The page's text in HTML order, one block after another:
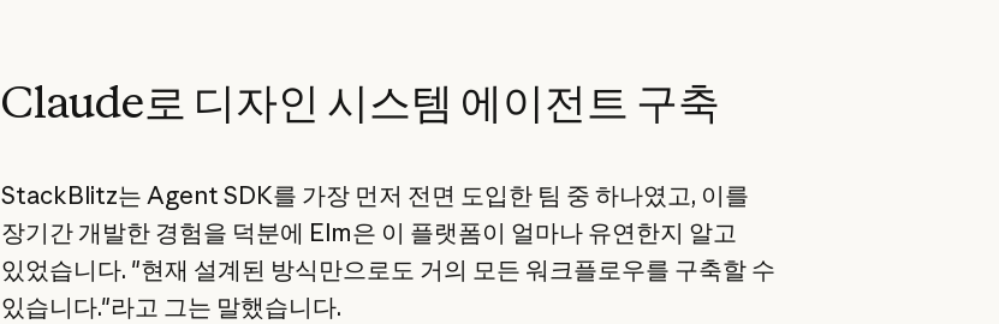
Claude로 디자인 시스템 에이전트 구축
StackBlitz는 Agent SDK를 가장 먼저 전면 도입한 팀 중 하나였고, 이를
장기간 개발한 경험을 덕분에 Elm은 이 플랫폼이 얼마나 유연한지 알고
있었습니다. "현재 설계된 방식만으로도 거의 모든 워크플로우를 구축할 수
있습니다."라고 그는 말했습니다.